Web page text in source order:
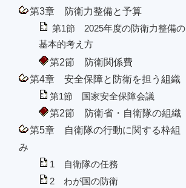
第3章 防衛力整備と予算
第1節 2025年度の防衛力整備の
基本的考え方
第2節 防衛関係費
第4章 安全保障と防衛を担う組織
第1節 国家安全保障会議
第2節 防衛省・自衛隊の組織
第5章 自衛隊の行動に関する枠組
み
1 自衛隊の任務
2 わが国の防衛